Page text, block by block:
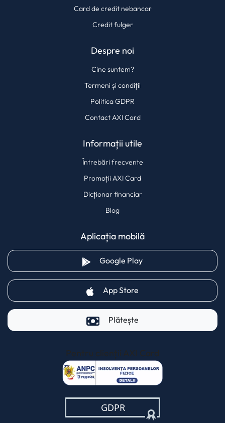
Card de credit nebancar
Credit fulger
Despre noi
Cine suntem?
Termeni și condiții
Politica GDPR
Contact AXI Card
Informații utile
Întrebări frecvente
Promoții AXI Card
Dicționar financiar
Blog
Aplicația mobilă
Google Play(opens in a new tab)
App Store
Plătește
Pentru clienții AXI Card
(opens in a new